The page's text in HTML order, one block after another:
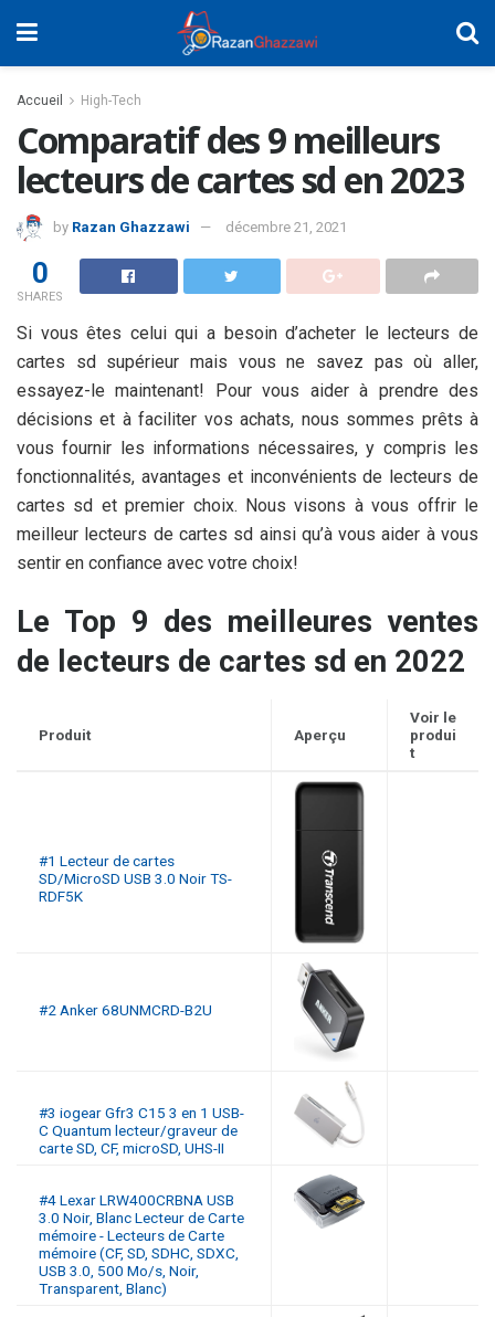
Accueil High-Tech
Comparatif des 9 meilleurs
lecteurs de cartes sd en 2023
by Razan Ghazzawi décembre 21, 2021
0
SHARES
Si vous êtes celui qui a besoin d’acheter le lecteurs de
cartes sd supérieur mais vous ne savez pas où aller,
essayez-le maintenant! Pour vous aider à prendre des
décisions et à faciliter vos achats, nous sommes prêts à
vous fournir les informations nécessaires, y compris les
fonctionnalités, avantages et inconvénients de lecteurs de
cartes sd et premier choix. Nous visons à vous offrir le
meilleur lecteurs de cartes sd ainsi qu’à vous aider à vous
sentir en confiance avec votre choix!
Le Top 9 des meilleures ventes
de lecteurs de cartes sd en 2022
Produit Aperçu
Voir le
produi
t
#1 Lecteur de cartes
SD/MicroSD USB 3.0 Noir TS-
RDF5K
#2 Anker 68UNMCRD-B2U
#3 iogear Gfr3 C15 3 en 1 USB-
C Quantum lecteur/graveur de
carte SD, CF, microSD, UHS-II
#4 Lexar LRW400CRBNA USB
3.0 Noir, Blanc Lecteur de Carte
mémoire - Lecteurs de Carte
mémoire (CF, SD, SDHC, SDXC,
USB 3.0, 500 Mo/s, Noir,
Transparent, Blanc)